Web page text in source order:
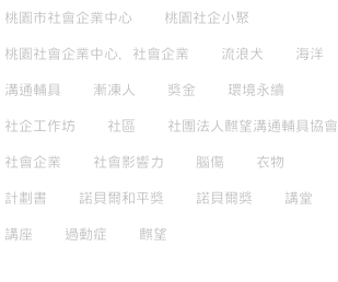
桃園市社會企業中心 桃園社企小聚
桃園社會企業中心，社會企業 流浪犬 海洋
溝通輔具 漸凍人 獎金 環境永續
社企工作坊 社區 社團法人麒望溝通輔具協會
社會企業 社會影響力 腦傷 衣物
計劃書 諾貝爾和平獎 諾貝爾獎 講堂
講座 過動症 麒望